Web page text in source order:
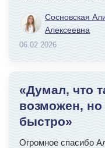
Сосновская
Алексеевна
06.02.2026
«Думал, что
возможен, но
быстро»
Огромное спасибо